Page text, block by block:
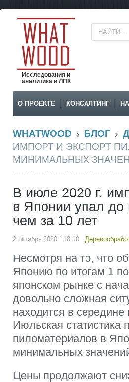
Исследования и
аналитика в ЛПК
О ПРОЕКТЕ КОНСАЛТИНГ
WHATWOOD БЛОГ
ИМПОРТ И ЭКСПОРТ
МИНИМАЛЬНЫХ
В июле 2020 г.
в Японии упал до
чем за 10 лет
2 октября 2020 ` 18:10
Несмотря на то, что
Японию по итогам 1
японском рынке с
довольно сложная
находится в
Июльская статистика
пиломатериалов в
минимальных
Цены продолжают